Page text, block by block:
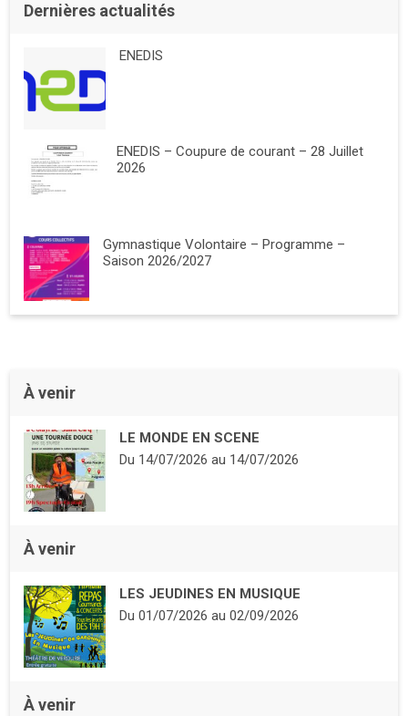
Dernières actualités
ENEDIS
ENEDIS – Coupure de courant – 28 Juillet
2026
Gymnastique Volontaire – Programme –
Saison 2026/2027
À venir
LE MONDE EN SCENE
Du 14/07/2026au 14/07/2026
À venir
LES JEUDINES EN MUSIQUE
Du 01/07/2026au 02/09/2026
À venir